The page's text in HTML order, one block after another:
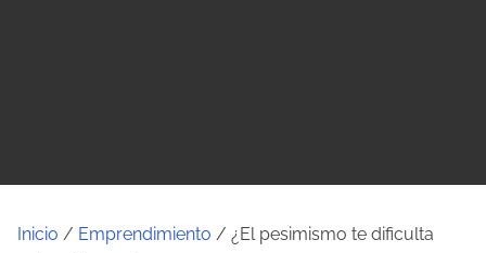
Inicio / Emprendimiento / ¿El pesimismo te dificulta